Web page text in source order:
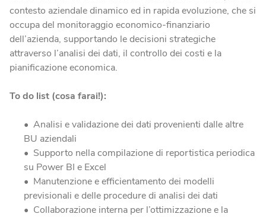
contesto aziendale dinamico ed in rapida evoluzione, che si
occupa del monitoraggio economico-finanziario
dell’azienda, supportando le decisioni strategiche
attraverso l’analisi dei dati, il controllo dei costi e la
pianificazione economica.
To do list (cosa farai!):
Analisi e validazione dei dati provenienti dalle altre
BU aziendali
Supporto nella compilazione di reportistica periodica
su Power BI e Excel
Manutenzione e efficientamento dei modelli
previsionali e delle procedure di analisi dei dati
Collaborazione interna per l’ottimizzazione e la